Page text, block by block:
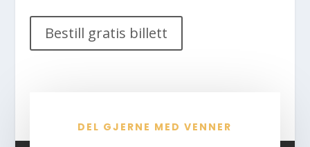
Bestill gratis billett
DEL GJERNE MED VENNER